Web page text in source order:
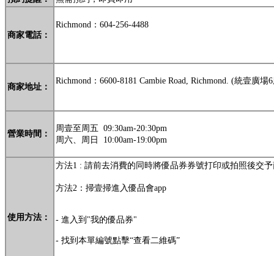
商家電話：
Richmond： 604-256-4488
商家地址：
Richmond：6600-8181 Cambie Road, Richmond. (統壹廣場
營業時間：
周壹至周五 09:30am-20:30pm
周六、周日 10:00am-19:00pm
使用方法：
方法1 : 請前去消費的同時將優品券券號打印或拍照後交予
方法2：掃壹掃進入優品會app
- 進入到"我的優品券"
- 找到本單編號點擊“查看二維碼”